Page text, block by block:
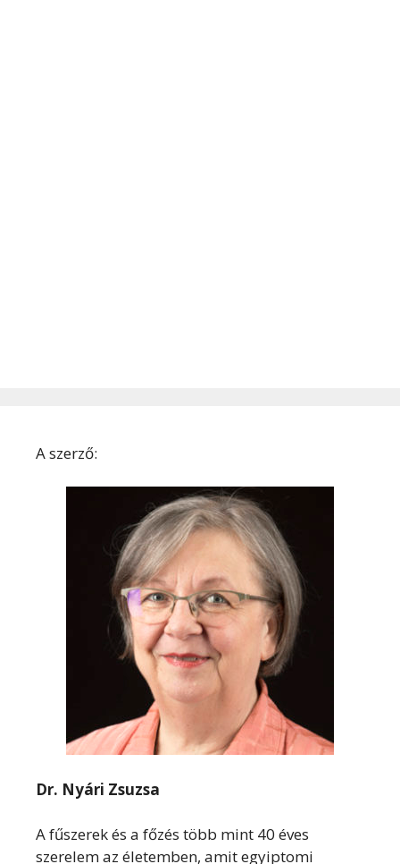
A szerző:
Dr. Nyári Zsuzsa
A fűszerek és a főzés több mint 40 éves
szerelem az életemben, amit egyiptomi